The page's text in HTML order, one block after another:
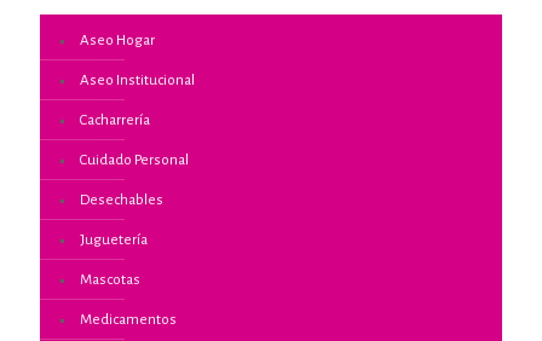
Aseo Hogar
Aseo Institucional
Cacharrería
Cuidado Personal
Desechables
Juguetería
Mascotas
Medicamentos